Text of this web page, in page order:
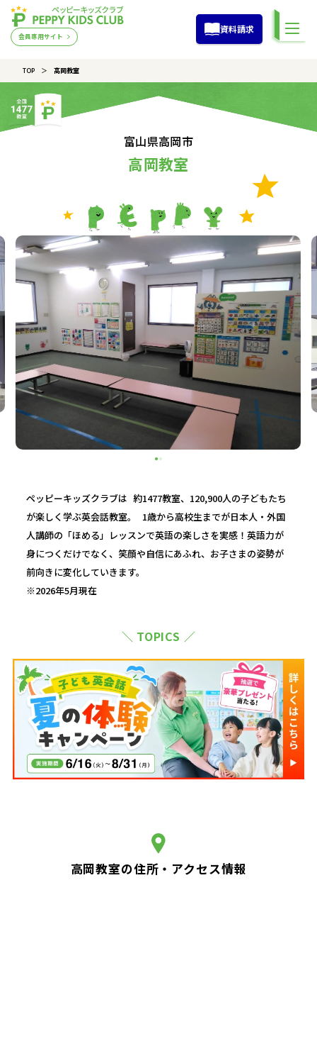
会員専用サイト
資料請求
TOP 高岡教室
富山県高岡市
高岡教室
ペッピーキッズクラブは 約1477教室、120,900人の子どもたち
が楽しく学ぶ英会話教室。 1歳から高校生までが日本人・外国
人講師の「ほめる」レッスンで英語の楽しさを実感！英語力が
身につくだけでなく、笑顔や自信にあふれ、お子さまの姿勢が
前向きに変化していきます。
※2026年5月現在
＼ TOPICS ／
高岡教室の住所・アクセス情報